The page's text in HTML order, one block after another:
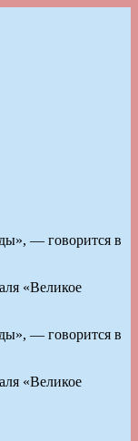
— говорится в
«Великое
— говорится в
«Великое